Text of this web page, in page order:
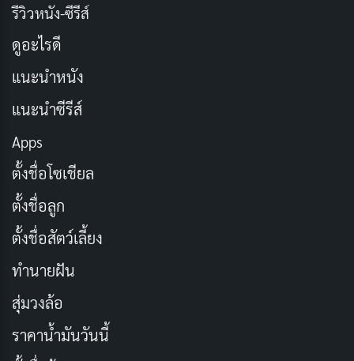
เป็นการแสดงความเคารพและสำนึกในพระคุณของครูที่
ทุ่มเทเพื่อศิษย์
นอกจากนี้ วันไหว้ครูยังช่วยส่งเสริมความสัมพันธ์อันดี
ระหว่างครูและศิษย์ การจัดพิธีนี้ทำให้ทั้งสองฝ่ายได้มี
ศิษย์มีโอกาสขอขมาหากเคยล่วงเกินครู ไม่ว่าจะด้วยวาจา
หรือการกระทำ ซึ่งช่วยส่งเสริมความเข้าใจและความ
สามัคคีในชุมชนการศึกษา
อีกหนึ่งความสำคัญคือการอนุรักษ์วัฒนธรรมไทยอันดีงาม
วันไหว้ครูเป็นประเพณีที่สะท้อนค่านิยมของการเคารพผู้มี
พระคุณและให้ความสำคัญกับการศึกษา การจัดพิธีนี้ใน
โรงเรียนทั่วประเทศช่วยกระตุ้นให้เยาวชนตระหนักถึง
คุณค่าของความรู้และบทบาทของครูในการพัฒนาสังคม
รีวิวหนัง-ซีรีส์
ดูอะไรดี
แนะนำหนัง
แนะนำซีรีส์
Apps
ตั้งชื่อโซเชียล
ตั้งชื่อลูก
ตั้งชื่อสัตว์เลี้ยง
ทำนายฝัน
สุ่มวงล้อ
ราคาน้ำมันวันนี้